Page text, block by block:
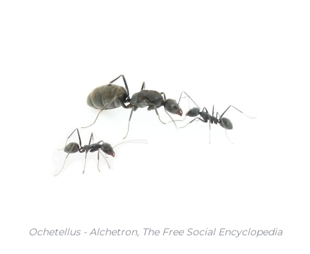
Ochetellus - Alchetron, The Free Social Encyclopedia